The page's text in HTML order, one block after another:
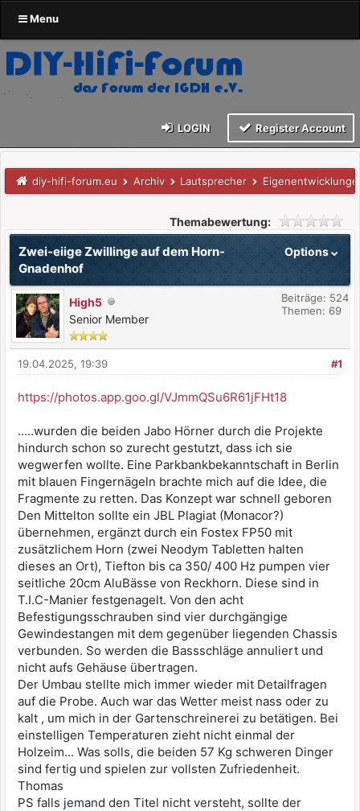
Menu
LOGIN Register Account
diy-hifi-forum.eu Archiv Lautsprecher
Themabewertung:
Options
Zwei-eiige Zwillinge auf dem Horn-
Gnadenhof
High5
Senior Member
Beiträge: 524
Themen: 69
#1
19.04.2025, 19:39
https://photos.app.goo.gl/VJmmQSu6R61jFHt18
.....wurden die beiden Jabo Hörner durch die Projekte
hindurch schon so zurecht gestutzt, dass ich sie
wegwerfen wollte. Eine Parkbankbekanntschaft in Berlin
mit blauen Fingernägeln brachte mich auf die Idee, die
Fragmente zu retten. Das Konzept war schnell geboren
Den Mittelton sollte ein JBL Plagiat (Monacor?)
übernehmen, ergänzt durch ein Fostex FP50 mit
zusätzlichem Horn (zwei Neodym Tabletten halten
dieses an Ort), Tiefton bis ca 350/ 400 Hz pumpen vier
seitliche 20cm AluBässe von Reckhorn. Diese sind in
T.I.C-Manier festgenagelt. Von den acht
Befestigungsschrauben sind vier durchgängige
Gewindestangen mit dem gegenüber liegenden Chassis
verbunden. So werden die Bassschläge annuliert und
nicht aufs Gehäuse übertragen.
Der Umbau stellte mich immer wieder mit Detailfragen
auf die Probe. Auch war das Wetter meist nass oder zu
kalt , um mich in der Gartenschreinerei zu betätigen. Bei
einstelligen Temperaturen zieht nicht einmal der
Holzeim... Was solls, die beiden 57 Kg schweren Dinger
sind fertig und spielen zur vollsten Zufriedenheit.
Thomas
PS falls jemand den Titel nicht versteht, sollte der